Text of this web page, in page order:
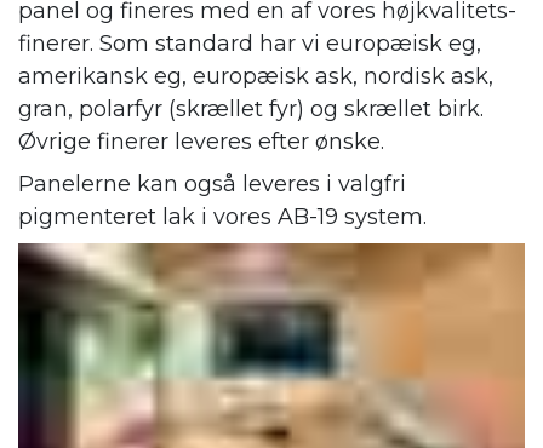
panel og fineres med en af vores højkvalitets-
finerer. Som standard har vi europæisk eg,
amerikansk eg, europæisk ask, nordisk ask,
gran, polarfyr (skrællet fyr) og skrællet birk.
Øvrige finerer leveres efter ønske.
Panelerne kan også leveres i valgfri
pigmenteret lak i vores AB-19 system.